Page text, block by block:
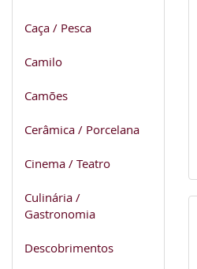
Caça / Pesca
Camilo
Camões
Cerâmica / Porcelana
Cinema / Teatro
Culinária /
Gastronomia
Descobrimentos